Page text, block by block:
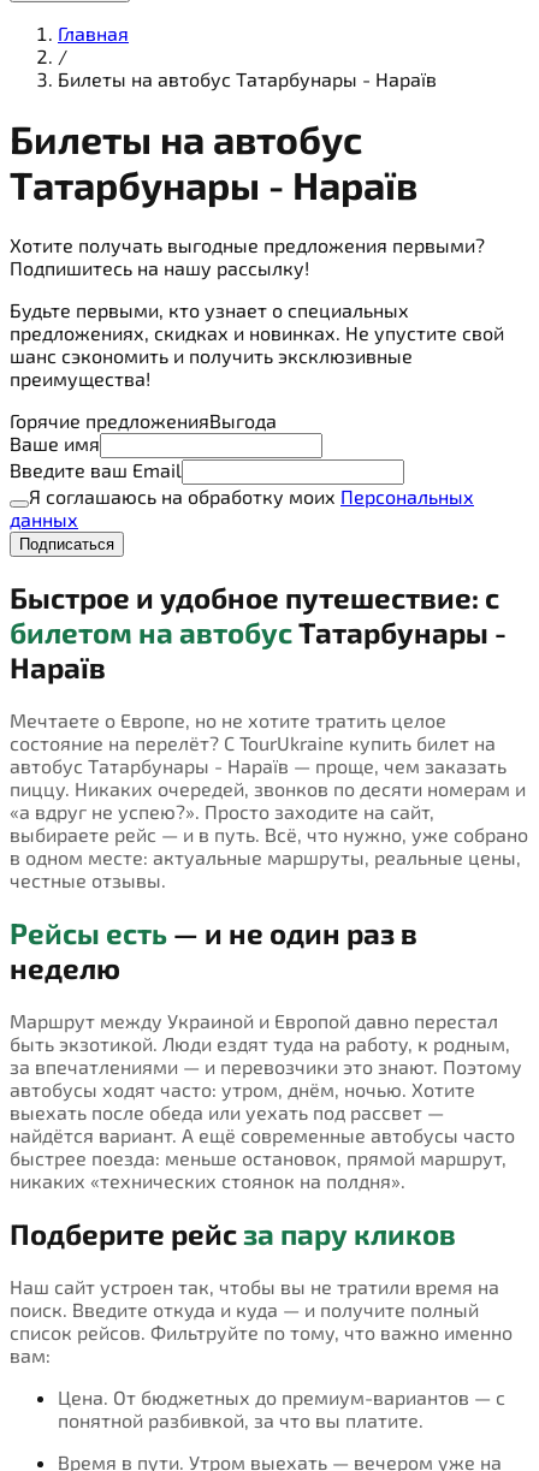
Главная
/
Билеты на автобус Татарбунары - Нараїв
Билеты на автобус
Татарбунары - Нараїв
Хотите получать выгодные предложения первыми?
Подпишитесь на нашу рассылку!
Будьте первыми, кто узнает о специальных
предложениях, скидках и новинках. Не упустите свой
шанс сэкономить и получить эксклюзивные
преимущества!
Горячие предложенияВыгода
Ваше имя
Введите ваш Email
Я соглашаюсь на обработку моих Персональных
данных
Подписаться
Быстрое и удобное путешествие: с
билетом на автобусТатарбунары -
Нараїв
Мечтаете о Европе, но не хотите тратить целое
состояние на перелёт? С TourUkraine купить билет на
автобус Татарбунары - Нараїв — проще, чем заказать
пиццу. Никаких очередей, звонков по десяти номерам и
«а вдруг не успею?». Просто заходите на сайт,
выбираете рейс — и в путь. Всё, что нужно, уже собрано
в одном месте: актуальные маршруты, реальные цены,
честные отзывы.
Рейсы есть — и не один раз в
неделю
Маршрут между Украиной и Европой давно перестал
быть экзотикой. Люди ездят туда на работу, к родным,
за впечатлениями — и перевозчики это знают. Поэтому
автобусы ходят часто: утром, днём, ночью. Хотите
выехать после обеда или уехать под рассвет —
найдётся вариант. А ещё современные автобусы часто
быстрее поезда: меньше остановок, прямой маршрут,
никаких «технических стоянок на полдня».
Подберите рейсза пару кликов
Наш сайт устроен так, чтобы вы не тратили время на
поиск. Введите откуда и куда — и получите полный
список рейсов. Фильтруйте по тому, что важно именно
вам:
Цена. От бюджетных до премиум-вариантов — с
понятной разбивкой, за что вы платите.
Время в пути. Утром выехать — вечером уже на